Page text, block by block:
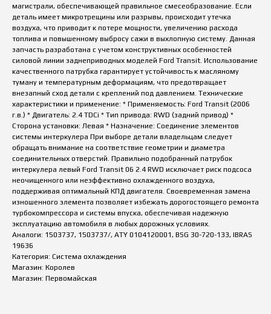
магистрали, обеспечивающей правильное смесеобразование. Если
деталь имеет микротрещины или разрывы, происходит утечка
воздуха, что приводит к потере мощности, увеличению расхода
топлива и повышенному выбросу сажи в выхлопную систему. Данная
запчасть разработана с учетом конструктивных особенностей
силовой линии заднеприводных моделей Ford Transit. Использование
качественного патрубка гарантирует устойчивость к масляному
туману и температурным деформациям, что предотвращает
внезапный сход детали с креплений под давлением. Технические
характеристики и применение: * Применяемость: Ford Transit (2006
г.в.) * Двигатель: 2.4 TDCi * Тип привода: RWD (задний привод) *
Сторона установки: Левая * Назначение: Соединение элементов
системы интеркулера При выборе детали владельцам следует
обращать внимание на соответствие геометрии и диаметра
соединительных отверстий. Правильно подобранный патрубок
интеркулера левый Ford Transit 06 2.4 RWD исключает риск подсоса
неочищенного или неэффективно охлажденного воздуха,
поддерживая оптимальный КПД двигателя. Своевременная замена
изношенного элемента позволяет избежать дорогостоящего ремонта
турбокомпрессора и системы впуска, обеспечивая надежную
эксплуатацию автомобиля в любых дорожных условиях.
Аналоги: 1503737, 1503737/, ATY 0104120001, BSG 30-720-133, IBRAS
19636
Категория: Система охлаждения
Магазин: Королев
Магазин: Первомайская